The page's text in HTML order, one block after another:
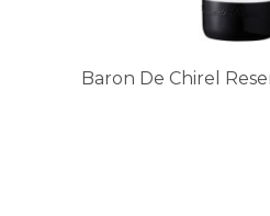
Baron De Chirel